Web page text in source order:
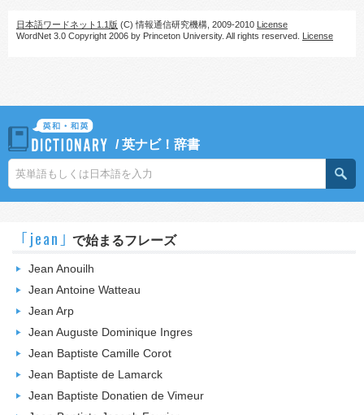
日本語ワードネット1.1版 (C) 情報通信研究機構, 2009-2010 License
WordNet 3.0 Copyright 2006 by Princeton University. All rights reserved. License
/英ナビ！辞書
｢jean｣ で始まるフレーズ
Jean Anouilh
Jean Antoine Watteau
Jean Arp
Jean Auguste Dominique Ingres
Jean Baptiste Camille Corot
Jean Baptiste de Lamarck
Jean Baptiste Donatien de Vimeur